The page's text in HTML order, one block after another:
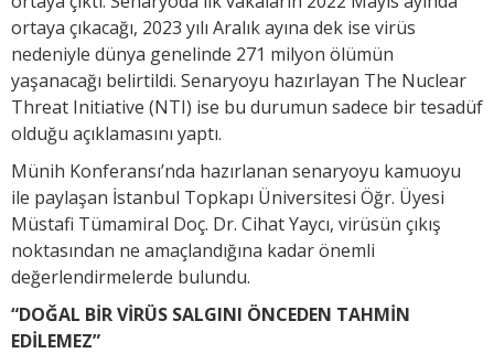
ortaya çıkacağı, 2023 yılı Aralık ayına dek ise virüs
nedeniyle dünya genelinde 271 milyon ölümün
yaşanacağı belirtildi. Senaryoyu hazırlayan The Nuclear
Threat Initiative (NTI) ise bu durumun sadece bir tesadüf
olduğu açıklamasını yaptı.
Münih Konferansı’nda hazırlanan senaryoyu kamuoyu
ile paylaşan İstanbul Topkapı Üniversitesi Öğr. Üyesi
Müstafi Tümamiral Doç. Dr. Cihat Yaycı, virüsün çıkış
noktasından ne amaçlandığına kadar önemli
değerlendirmelerde bulundu.
“DOĞAL BİR VİRÜS SALGINI ÖNCEDEN TAHMİN
EDİLEMEZ”